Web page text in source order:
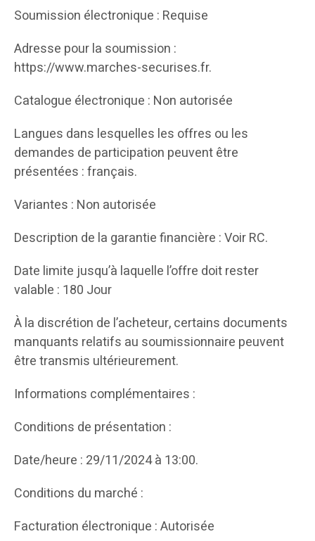
Soumission électronique : Requise
Adresse pour la soumission :
https://www.marches-securises.fr.
Catalogue électronique : Non autorisée
Langues dans lesquelles les offres ou les
demandes de participation peuvent être
présentées : français.
Variantes : Non autorisée
Description de la garantie financière : Voir RC.
Date limite jusqu’à laquelle l’offre doit rester
valable : 180 Jour
À la discrétion de l’acheteur, certains documents
manquants relatifs au soumissionnaire peuvent
être transmis ultérieurement.
Informations complémentaires :
Conditions de présentation :
Date/heure : 29/11/2024 à 13:00.
Conditions du marché :
Facturation électronique : Autorisée